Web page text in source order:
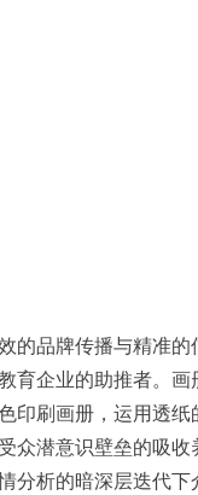
品牌传播与精准
企业的助推者。
刷画册，运用透
众潜意识壁垒的吸
析的暗深层迭代